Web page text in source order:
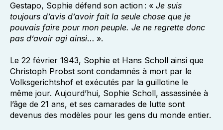
Gestapo, Sophie défend son action : « Je suis
toujours d’avis d’avoir fait la seule chose que je
pouvais faire pour mon peuple. Je ne regrette donc
pas d’avoir agi ainsi… ».
Le 22 février 1943, Sophie et Hans Scholl ainsi que
Christoph Probst sont condamnés à mort par le
Volksgerichtshof et exécutés par la guillotine le
même jour. Aujourd’hui, Sophie Scholl, assassinée à
l’âge de 21 ans, et ses camarades de lutte sont
devenus des modèles pour les gens du monde entier.